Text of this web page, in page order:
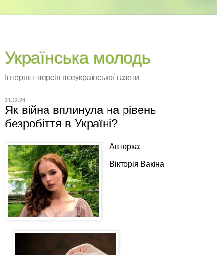
Українська молодь
Інтернет-версія всеукраїнської газети
21.12.24
Як війна вплинула на рівень
безробіття в Україні?
Авторка:
Вікторія Вакіна